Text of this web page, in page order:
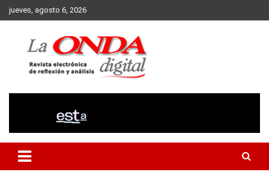
Skip
to
jueves, agosto 6, 2026